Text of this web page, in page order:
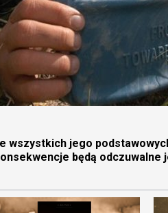
wszystkich jego
będą